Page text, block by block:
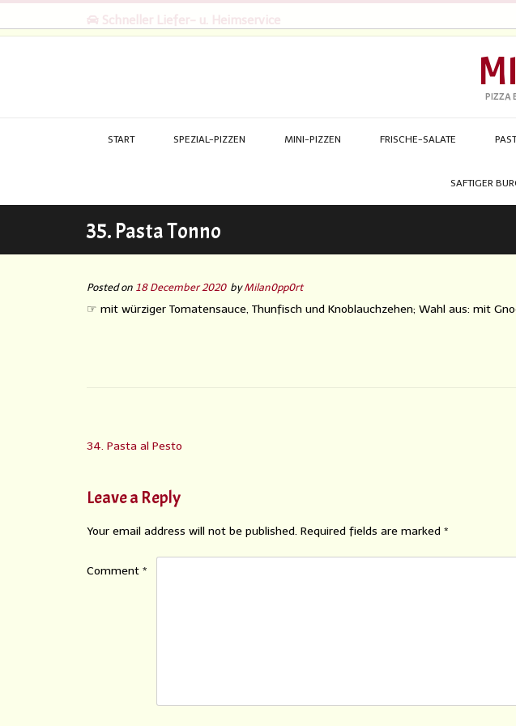
Schneller Liefer- u. Heimservice
PIZZA
START SPEZIAL-PIZZEN MINI-PIZZEN FRISCHE-SALATE
SAFTIGER
35. Pasta Tonno
Posted on 18 December 2020 byMilan0pp0rt
☞ mit würziger Tomatensauce, Thunfisch und Knoblauchzehen; Wahl aus: mit
34. Pasta al Pesto
Leave a Reply
Your email address will not be published. Required fields are marked *
Comment *